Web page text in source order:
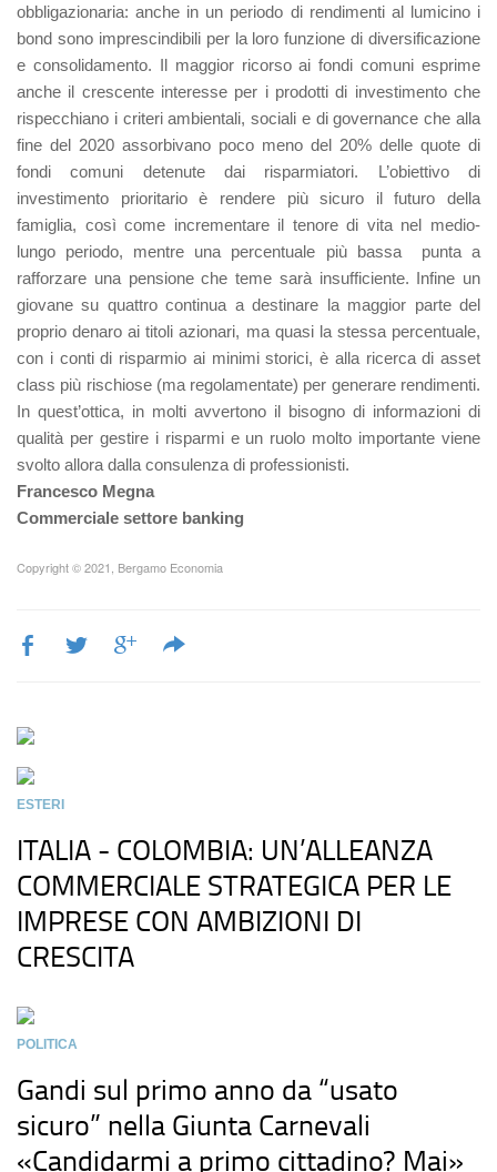
obbligazionaria: anche in un periodo di rendimenti al lumicino i
bond sono imprescindibili per la loro funzione di diversificazione
e consolidamento. Il maggior ricorso ai fondi comuni esprime
anche il crescente interesse per i prodotti di investimento che
rispecchiano i criteri ambientali, sociali e di governance che alla
fine del 2020 assorbivano poco meno del 20% delle quote di
fondi comuni detenute dai risparmiatori. L’obiettivo di
investimento prioritario è rendere più sicuro il futuro della
famiglia, così come incrementare il tenore di vita nel medio-
lungo periodo, mentre una percentuale più bassa punta a
rafforzare una pensione che teme sarà insufficiente. Infine un
giovane su quattro continua a destinare la maggior parte del
proprio denaro ai titoli azionari, ma quasi la stessa percentuale,
con i conti di risparmio ai minimi storici, è alla ricerca di asset
class più rischiose (ma regolamentate) per generare rendimenti.
In quest’ottica, in molti avvertono il bisogno di informazioni di
qualità per gestire i risparmi e un ruolo molto importante viene
svolto allora dalla consulenza di professionisti.
Francesco Megna
Commerciale settore banking
Copyright © 2021, Bergamo Economia
ESTERI
ITALIA - COLOMBIA: UN’ALLEANZA
COMMERCIALE STRATEGICA PER LE
IMPRESE CON AMBIZIONI DI
CRESCITA
POLITICA
Gandi sul primo anno da “usato
sicuro” nella Giunta Carnevali
«Candidarmi a primo cittadino? Mai»